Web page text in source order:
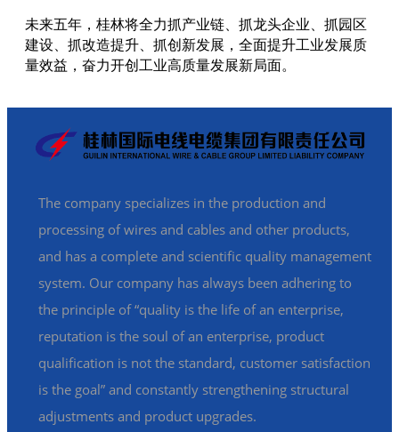
未来五年，桂林将全力抓产业链、抓龙头企业、抓园区
建设、抓改造提升、抓创新发展，全面提升工业发展质
量效益，奋力开创工业高质量发展新局面。
The company specializes in the production and
processing of wires and cables and other products,
and has a complete and scientific quality management
system. Our company has always been adhering to
the principle of “quality is the life of an enterprise,
reputation is the soul of an enterprise, product
qualification is not the standard, customer satisfaction
is the goal” and constantly strengthening structural
adjustments and product upgrades.